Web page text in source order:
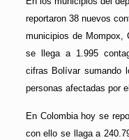
reportaron 38 nuevos
municipios de Mompox,
se llega a 1.995
cifras Bolívar sumando
personas afectadas por
En Colombia hoy se
con ello se llaga a